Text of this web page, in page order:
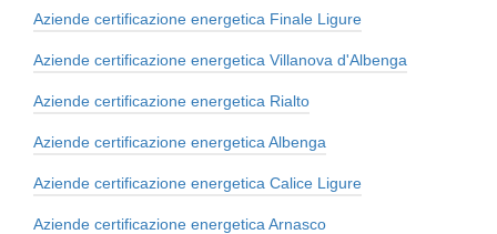
Aziende certificazione energetica Finale Ligure
Aziende certificazione energetica Villanova d'Albenga
Aziende certificazione energetica Rialto
Aziende certificazione energetica Albenga
Aziende certificazione energetica Calice Ligure
Aziende certificazione energetica Arnasco